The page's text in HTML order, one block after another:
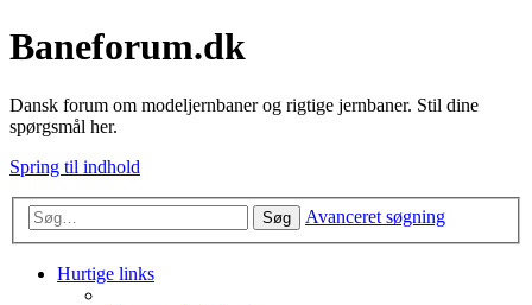
Baneforum.dk
Dansk forum om modeljernbaner og rigtige jernbaner. Stil dine
spørgsmål her.
Spring til indhold
Søg Avanceret søgning
Hurtige links